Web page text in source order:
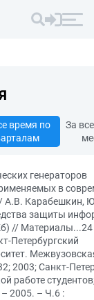
время по
За
генераторов
в
/ А.В. Карабешкин,
защиты
// Материалы...24
Петербургский
2003; Санкт-
работе
2005. – Ч.6 :